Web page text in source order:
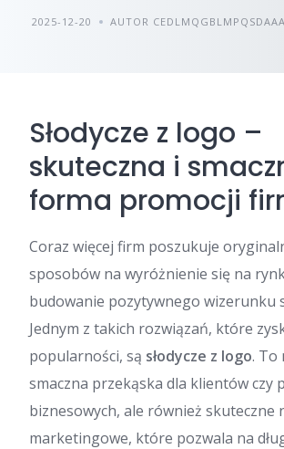
2025-12-20 AUTOR
Słodycze z logo –
skuteczna i
forma promocji
Coraz więcej firm poszukuje
sposobów na wyróżnienie się na
budowanie pozytywnego wizerunku
Jednym z takich rozwiązań, które
popularności, są słodycze z logo. To
smaczna przekąska dla klientów czy
biznesowych, ale również skuteczne
marketingowe, które pozwala na